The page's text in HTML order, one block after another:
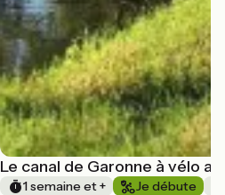
Le canal de Garonne à vélo
1 semaine et + Je débute